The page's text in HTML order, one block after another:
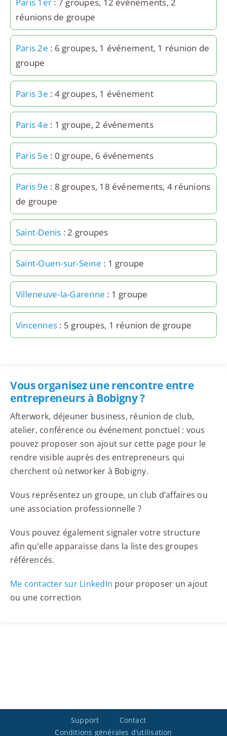
réunions de groupe
Paris 2e : 6 groupes, 1 événement, 1 réunion de
groupe
Paris 3e : 4 groupes, 1 événement
Paris 4e : 1 groupe, 2 événements
Paris 5e : 0 groupe, 6 événements
Paris 9e : 8 groupes, 18 événements, 4 réunions
de groupe
Saint-Denis : 2 groupes
Saint-Ouen-sur-Seine : 1 groupe
Villeneuve-la-Garenne : 1 groupe
Vincennes : 5 groupes, 1 réunion de groupe
Vous organisez une rencontre entre
entrepreneurs à Bobigny ?
Afterwork, déjeuner business, réunion de club,
atelier, conférence ou événement ponctuel : vous
pouvez proposer son ajout sur cette page pour le
rendre visible auprès des entrepreneurs qui
cherchent où networker à Bobigny.
Vous représentez un groupe, un club d’affaires ou
une association professionnelle ?
Vous pouvez également signaler votre structure
afin qu’elle apparaisse dans la liste des groupes
référencés.
Me contacter sur LinkedIn pour proposer un ajout
ou une correction
Support
Contact
Conditions générales d’utilisation